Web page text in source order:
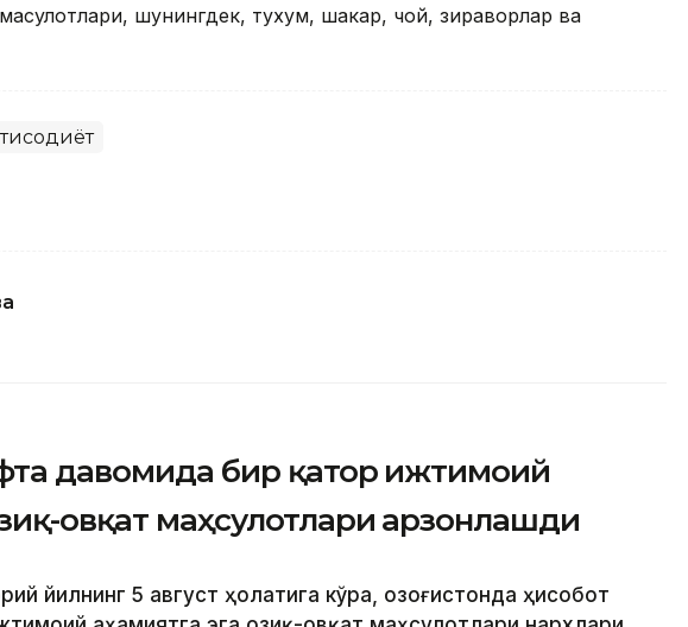
шунингдек, тухум, шакар, чой, зираворлар ва
давомида бир қатор ижтимоий
овқат маҳсулотлари арзонлашди
йилнинг 5 август ҳолатига кўра, Қозоғистонда ҳисобот